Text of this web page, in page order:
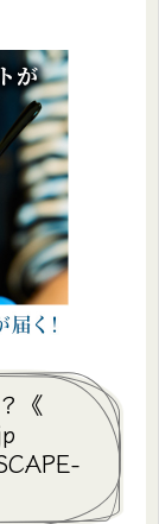
《